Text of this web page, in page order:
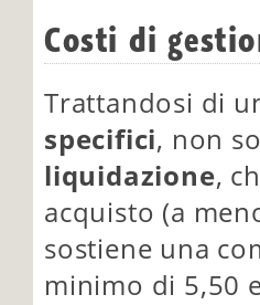
Costi di
Trattandosi di
specifici, non
liquidazione,
acquisto (a
sostiene una
minimo di 5,50